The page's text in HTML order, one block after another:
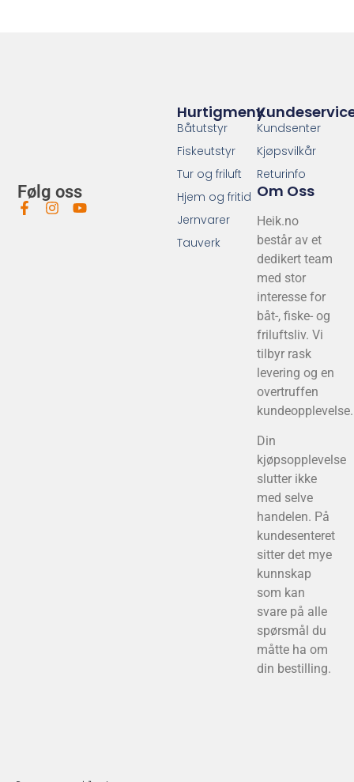
Følg oss
Kundsenter
Kjøpsvilkår
Returinfo
Om Oss
Heik.no
består av et
dedikert team
med stor
interesse for
båt-, fiske- og
friluftsliv. Vi
tilbyr rask
levering og en
overtruffen
kundeopplevelse.
Din
kjøpsopplevelse
slutter ikke
med selve
handelen. På
kundesenteret
sitter det mye
kunnskap
som kan
svare på alle
spørsmål du
måtte ha om
din bestilling.
Hurtigmeny
Båtutstyr
Fiskeutstyr
Tur og friluft
Hjem og fritid
Jernvarer
Tauverk